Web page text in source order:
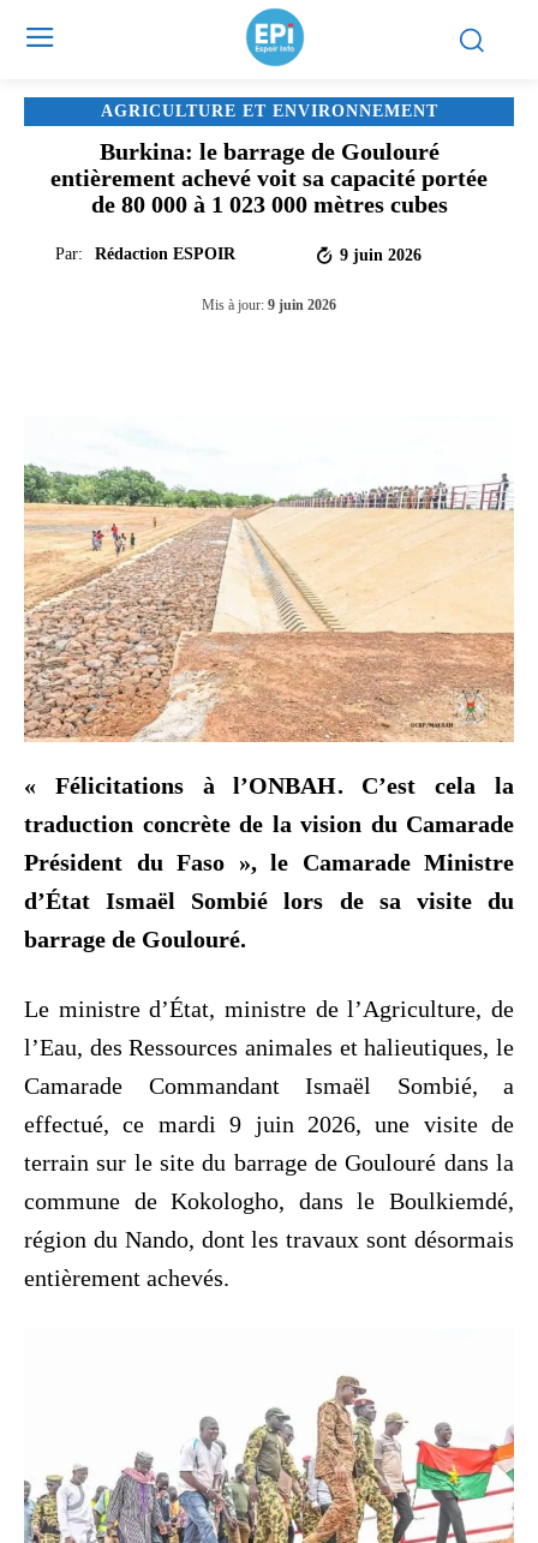
AGRICULTURE ET ENVIRONNEMENT
Burkina: le barrage de Goulouré
entièrement achevé voit sa capacité portée
de 80 000 à 1 023 000 mètres cubes
Par: Rédaction ESPOIR 9 juin 2026
Mis à jour: 9 juin 2026
« Félicitations à l’ONBAH. C’est cela la
traduction concrète de la vision du Camarade
Président du Faso », le Camarade Ministre
d’État Ismaël Sombié lors de sa visite du
barrage de Goulouré.
Le ministre d’État, ministre de l’Agriculture, de
l’Eau, des Ressources animales et halieutiques, le
Camarade Commandant Ismaël Sombié, a
effectué, ce mardi 9 juin 2026, une visite de
terrain sur le site du barrage de Goulouré dans la
commune de Kokologho, dans le Boulkiemdé,
région du Nando, dont les travaux sont désormais
entièrement achevés.